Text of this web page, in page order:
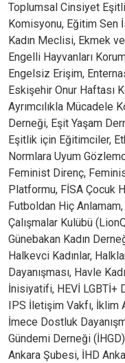
Toplumsal Cinsiyet
Komisyonu, Eğitim Sen
Kadın Meclisi, Ekmek
Engelli Hayvanları
Engelsiz Erişim,
Eskişehir Onur Haftası
Ayrımcılıkla Mücadele
Derneği, Eşit Yaşam
Eşitlik için Eğitimciler,
Normlara Uyum
Feminist Direnç,
Platformu, FİSA Çocuk
Futboldan Hiç
Çalışmalar Kulübü
Günebakan Kadın
Halkevci Kadınlar,
Dayanışması, Havle
İnisiyatifi, HEVİ LGBTİ+
IPS İletişim Vakfı,
İmece Dostluk
Gündemi Derneği
Ankara Şubesi, İHD